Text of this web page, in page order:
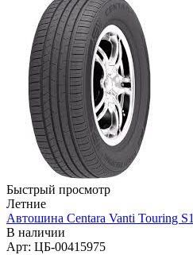
Быстрый просмотр
Летние
Автошина Centara Vanti Touring
В наличии
Арт: ЦБ-00415975